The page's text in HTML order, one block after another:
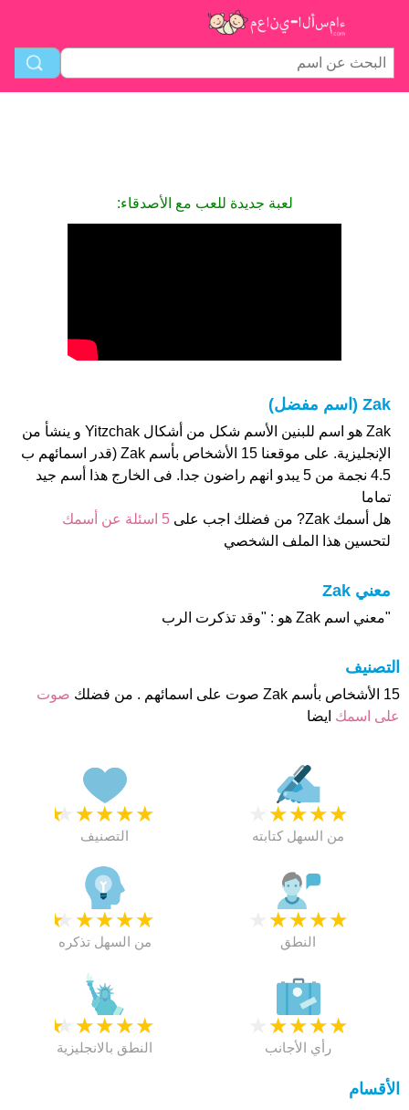
لعبة جديدة للعب مع الأصدقاء:
Zak (اسم مفضل)
Zak هو اسم للبنين الأسم شكل من أشكال Yitzchak و ينشأ من
الإنجليزية. على موقعنا 15 الأشخاص بأسم Zak (قدر اسمائهم ب
4.5 نجمة من 5 يبدو انهم راضون جدا. فى الخارج هذا أسم جيد
تماما
هل أسمك Zak? من فضلك اجب على
5 اسئلة عن أسمك
لتحسين هذا الملف الشخصي
معني Zak
"معني اسم Zak هو : "وقد تذكرت الرب
التصنيف
15 الأشخاص بأسم Zak صوت على اسمائهم . من فضلك
صوت
على اسمك ايضا
★
★
★
★
★
التصنيف
★
★
★
★
من السهل كتابته
★
★
★
★
★
من السهل تذكره
★
★
★
★
النطق
★
★
★
★
★
النطق بالانجليزية
★
★
★
★
رأي الأجانب
الأقسام